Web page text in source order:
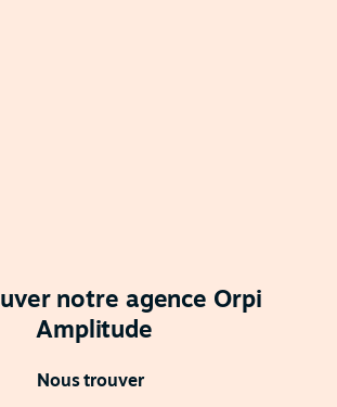
notre agence Orpi
Amplitude
Nous trouver